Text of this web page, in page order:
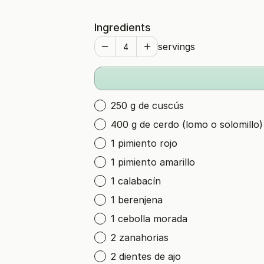
Ingredients
servings
250 g de cuscús
400 g de cerdo (lomo o solomillo)
1 pimiento rojo
1 pimiento amarillo
1 calabacín
1 berenjena
1 cebolla morada
2 zanahorias
2 dientes de ajo